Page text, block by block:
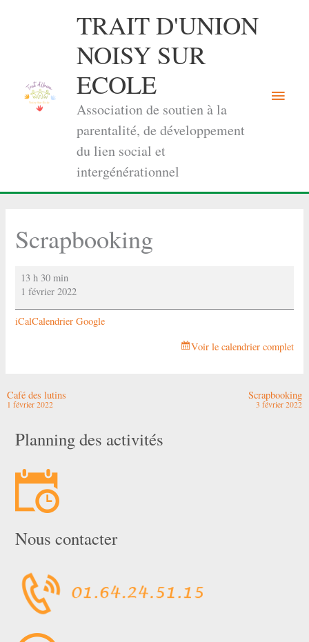
TRAIT D'UNION
NOISY SUR
ECOLE
Association de soutien à la
parentalité, de développement
du lien social et
intergénérationnel
Menu
Scrapbooking
Scrapbooking
13 h 30 min
1 février 2022
iCalCalendrier Google
Voir le calendrier complet
Café des lutins
1 février 2022
Scrapbooking
3 février 2022
Planning des activités
Nous contacter